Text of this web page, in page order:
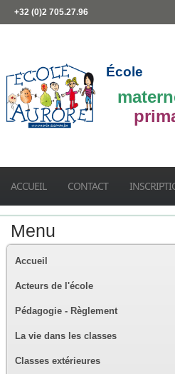
+32 (0)2 705.27.96
École
ACCUEIL CONTACT
Menu
Accueil
Acteurs de l'école
Pédagogie - Règlement
La vie dans les classes
Classes extérieures